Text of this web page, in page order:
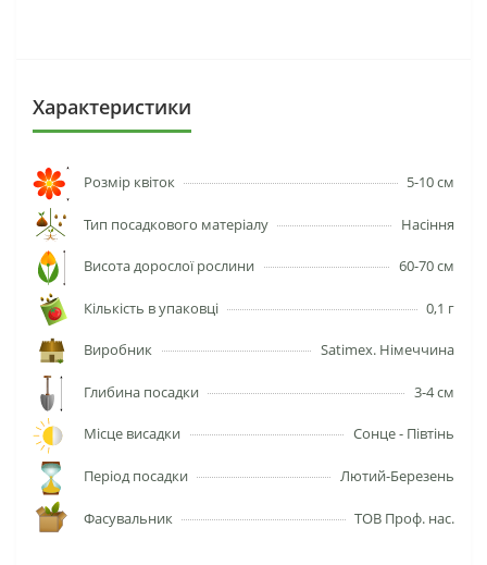
Характеристики
Розмір квіток 5-10 см
Тип посадкового матеріалу Насіння
Висота дорослої рослини 60-70 см
Кількість в упаковці 0,1 г
Виробник Satimex. Німеччина
Глибина посадки 3-4 см
Місце висадки Сонце - Півтінь
Період посадки Лютий-Березень
Фасувальник ТОВ Проф. нас.